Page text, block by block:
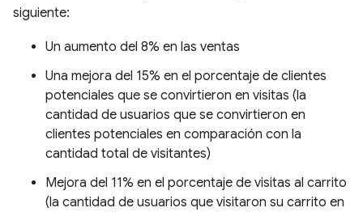
siguiente:
Un aumento del 8% en las ventas
Una mejora del 15% en el porcentaje de clientes
potenciales que se convirtieron en visitas (la
cantidad de usuarios que se convirtieron en
clientes potenciales en comparación con la
cantidad total de visitantes)
Mejora del 11% en el porcentaje de visitas al carrito
(la cantidad de usuarios que visitaron su carrito en